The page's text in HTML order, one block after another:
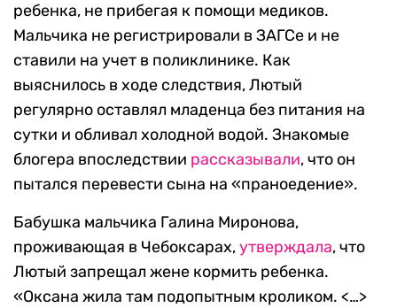
ребенка, не прибегая к помощи медиков.
Мальчика не регистрировали в ЗАГСе и не
ставили на учет в поликлинике. Как
выяснилось в ходе следствия, Лютый
регулярно оставлял младенца без питания на
сутки и обливал холодной водой. Знакомые
блогера впоследствии рассказывали, что он
пытался перевести сына на «праноедение».
Бабушка мальчика Галина Миронова,
проживающая в Чебоксарах,утверждала, что
Лютый запрещал жене кормить ребенка.
«Оксана жила там подопытным кроликом. <…>